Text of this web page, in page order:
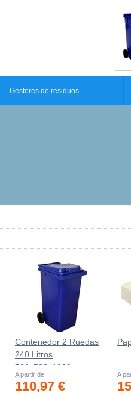
Gestores de residuos
Contenedor 2 Ruedas
240 Litros
721х582х1069mm
A partir de
110,97 €
A